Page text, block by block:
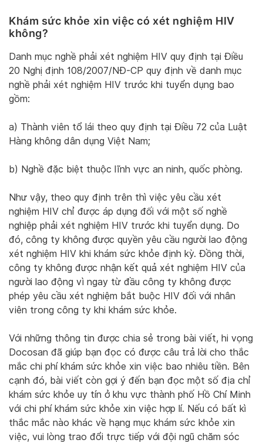
Khám sức khỏe xin việc có xét nghiệm HIV
không?
Danh mục nghề phải xét nghiệm HIV quy định tại Điều
20 Nghị định 108/2007/NĐ-CP quy định về danh mục
nghề phải xét nghiệm HIV trước khi tuyển dụng bao
gồm:
a) Thành viên tổ lái theo quy định tại Điều 72 của Luật
Hàng không dân dụng Việt Nam;
b) Nghề đặc biệt thuộc lĩnh vực an ninh, quốc phòng.
Như vậy, theo quy định trên thì việc yêu cầu xét
nghiệm HIV chỉ được áp dụng đối với một số nghề
nghiệp phải xét nghiệm HIV trước khi tuyển dụng. Do
đó, công ty không được quyền yêu cầu người lao động
xét nghiệm HIV khi khám sức khỏe định kỳ. Đồng thời,
công ty không được nhận kết quả xét nghiệm HIV của
người lao động vì ngay từ đầu công ty không được
phép yêu cầu xét nghiệm bắt buộc HIV đối với nhân
viên trong công ty khi khám sức khỏe.
Với những thông tin được chia sẻ trong bài viết, hi vọng
Docosan đã giúp bạn đọc có được câu trả lời cho thắc
mắc chi phí khám sức khỏe xin việc bao nhiêu tiền. Bên
cạnh đó, bài viết còn gợi ý đến bạn đọc một số địa chỉ
khám sức khỏe uy tín ở khu vực thành phố Hồ Chí Minh
với chi phí khám sức khỏe xin việc hợp lí. Nếu có bất kì
thắc mắc nào khác về hạng mục khám sức khỏe xin
việc, vui lòng trao đổi trực tiếp với đội ngũ chăm sóc